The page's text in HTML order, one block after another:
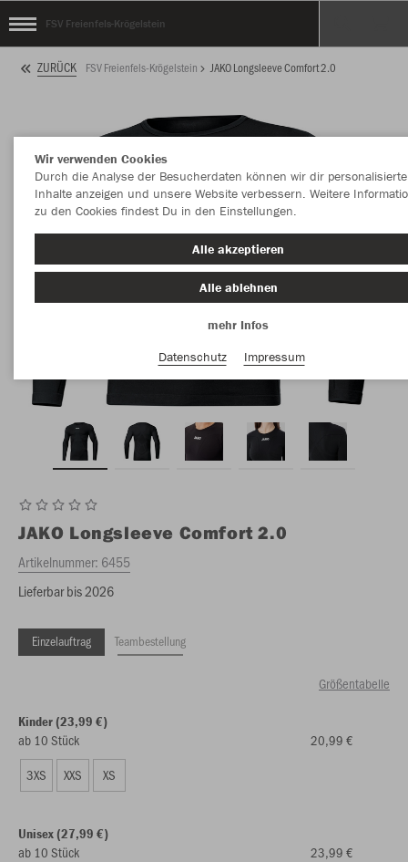
FSV Freienfels-Krögelstein
ZURÜCK FSV Freienfels-Krögelstein JAKO Longsleeve Comfort 2.0
JAKO Longsleeve Comfort 2.0
Artikelnummer: 6455
Lieferbar bis 2026
Einzelauftrag Teambestellung
Größentabelle
Kinder (23,99 €)
ab 10 Stück
20,99 €
3XS
XXS XS
Unisex (27,99 €)
ab 10 Stück
23,99 €
Wir verwenden Cookies
Durch die Analyse der Besucherdaten können wir dir personalisierte
Inhalte anzeigen und unsere Website verbessern. Weitere
zu den Cookies findest Du in den Einstellungen.
Alle akzeptieren
Alle ablehnen
mehr Infos
Datenschutz
Impressum